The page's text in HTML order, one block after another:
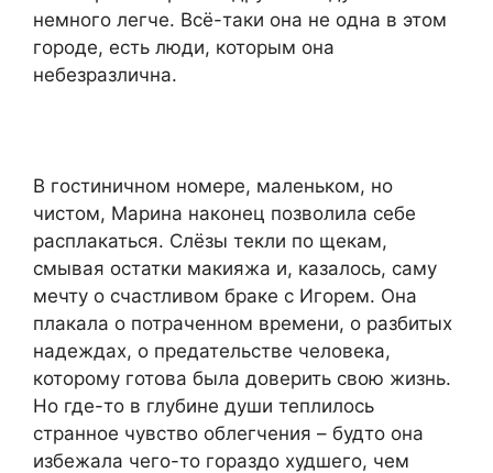
немного легче. Всё-таки она не одна в этом
городе, есть люди, которым она
небезразлична.
В гостиничном номере, маленьком, но
чистом, Марина наконец позволила себе
расплакаться. Слёзы текли по щекам,
смывая остатки макияжа и, казалось, саму
мечту о счастливом браке с Игорем. Она
плакала о потраченном времени, о разбитых
надеждах, о предательстве человека,
которому готова была доверить свою жизнь.
Но где-то в глубине души теплилось
странное чувство облегчения – будто она
избежала чего-то гораздо худшего, чем